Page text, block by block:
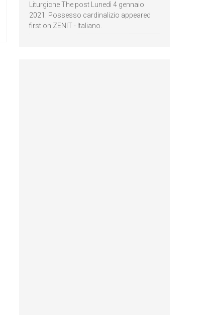
Liturgiche The post Lunedì 4 gennaio
2021: Possesso cardinalizio appeared
first on ZENIT - Italiano.